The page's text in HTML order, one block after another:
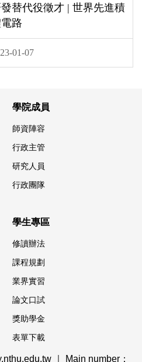
替代役徵才 | 世界先進積
路
01-07
學院成員
師資陣容
行政主管
研究人員
行政團隊
學生專區
修讀辦法
課程規劃
業界實習
論文口試
獎助學金
表單下載
｜ Main number：